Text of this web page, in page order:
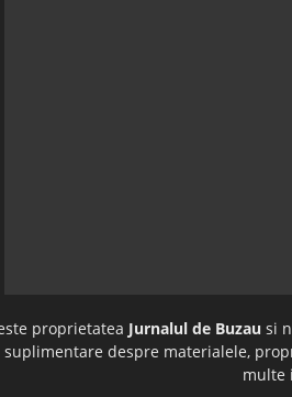
proprietatea Jurnalul de Buzau si
despre materialele,
multe